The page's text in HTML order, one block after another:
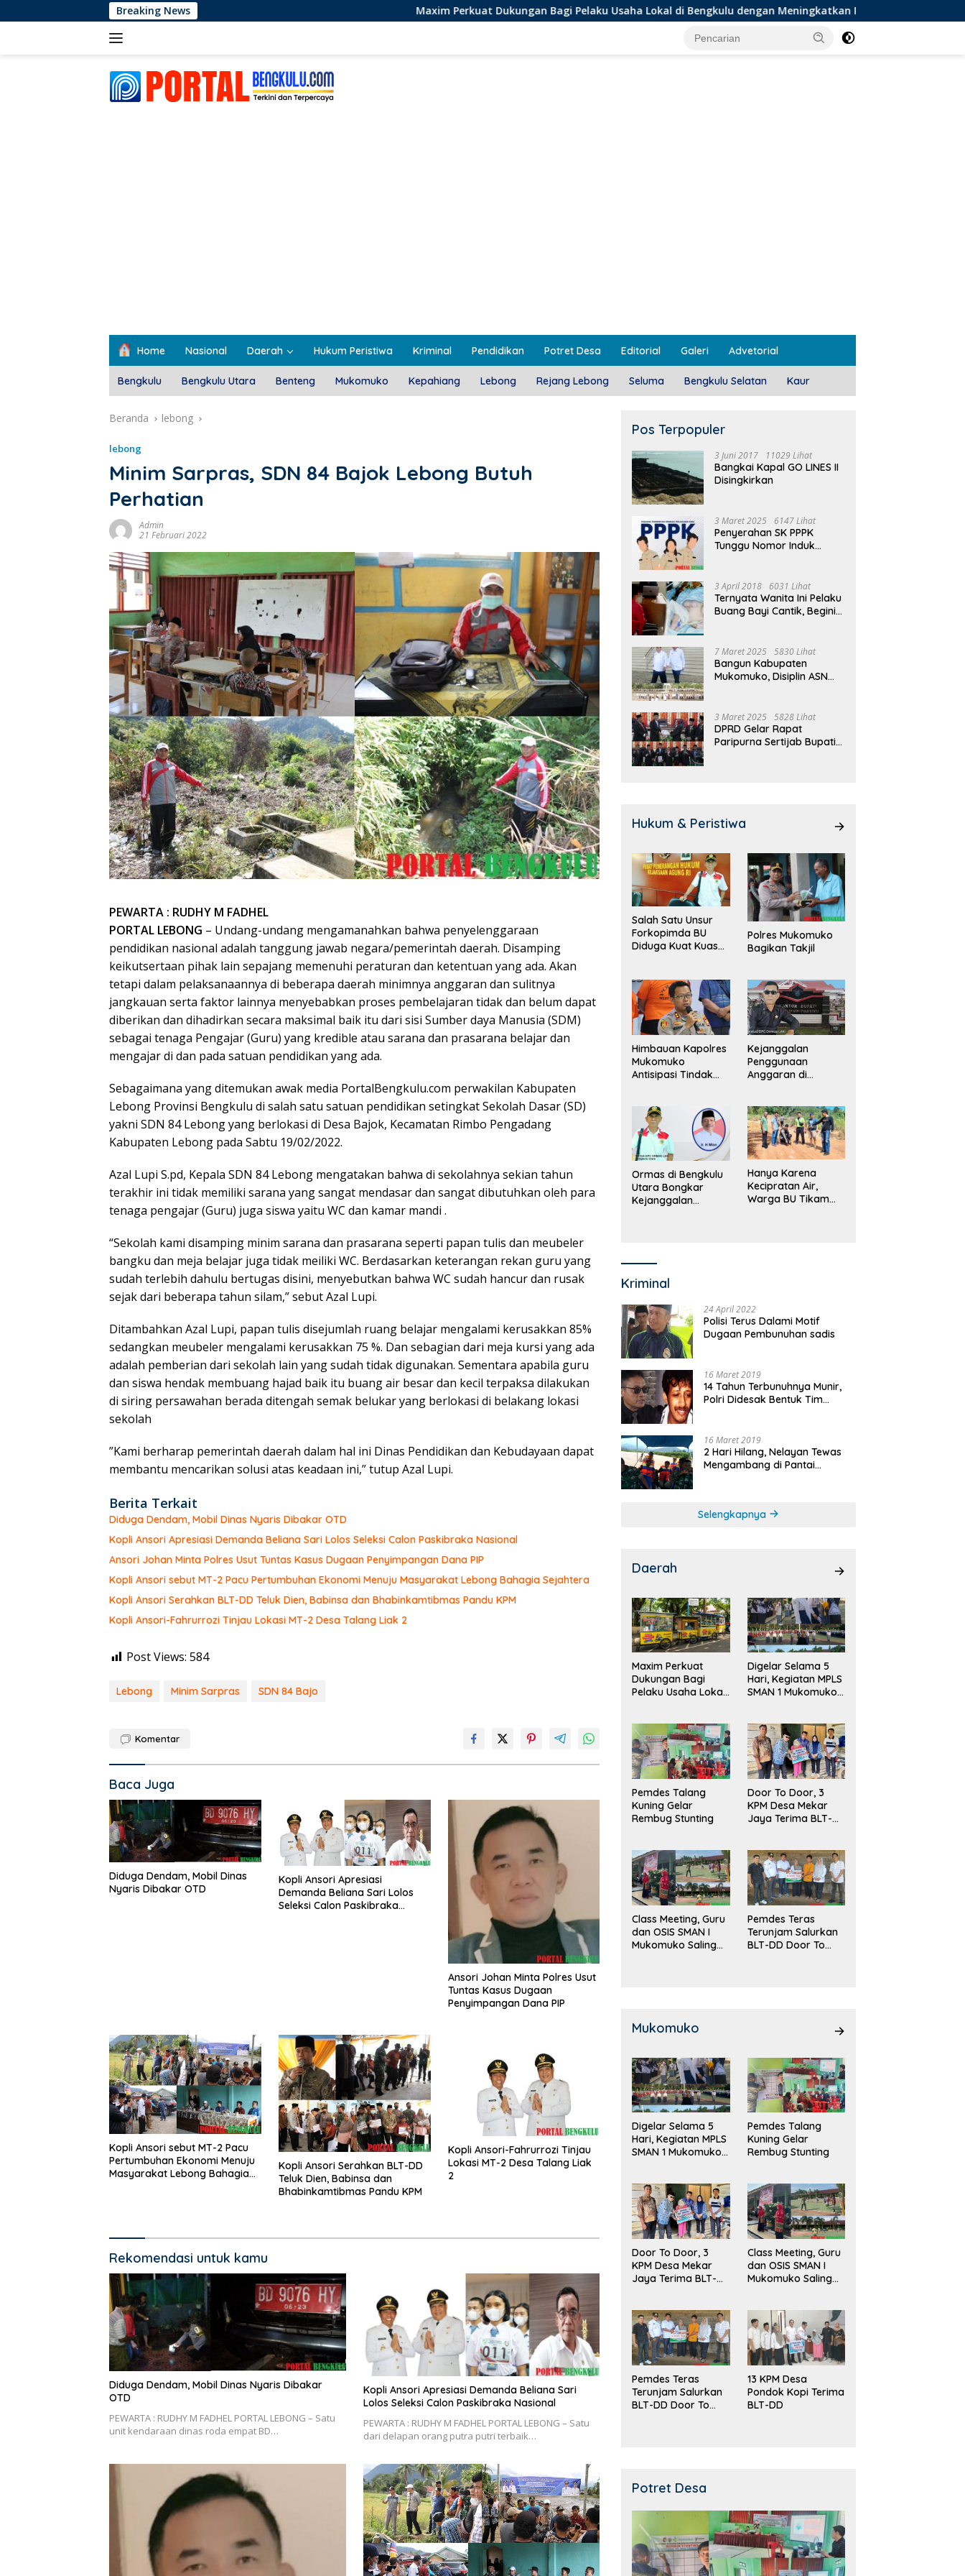
ke
Breaking News Maxim Perkuat Dukungan Bagi Pelaku Usaha Lokal di Bengkulu dengan Meningkatkan Ruang Publik dan Kebersihan Pasar
Home Nasional Daerah Hukum Peristiwa Kriminal Pendidikan Potret Desa Editorial Galeri Advetorial
Bengkulu Bengkulu Utara Benteng Mukomuko Kepahiang Lebong Rejang Lebong Seluma Bengkulu Selatan Kaur
Beranda lebong
lebong
Minim Sarpras, SDN 84 Bajok Lebong Butuh
Perhatian
Admin
21 Februari 2022
PEWARTA : RUDHY M FADHEL
PORTAL LEBONG – Undang-undang mengamanahkan bahwa penyelenggaraan
pendidikan nasional adalah tanggung jawab negara/pemerintah daerah. Disamping
keikutsertaan pihak lain sepajang memenuhi peraturan dan ketentuan yang ada. Akan
tetapi dalam pelaksanaannya di beberapa daerah minimnya anggaran dan sulitnya
jangkauan serta faktor lainnya menyebabkan proses pembelajaran tidak dan belum dapat
diberikan dan dihadirkan secara maksimal baik itu dari sisi Sumber daya Manusia (SDM)
sebagai tenaga Pengajar (Guru) yang kredible atau sarana dan prasarana belajar dan
mengajar di dan pada satuan pendidikan yang ada.
Sebagaimana yang ditemukan awak media PortalBengkulu.com perwakilan Kabupaten
Lebong Provinsi Bengkulu di salah satu satuan pendidikan setingkat Sekolah Dasar (SD)
yakni SDN 84 Lebong yang berlokasi di Desa Bajok, Kecamatan Rimbo Pengadang
Kabupaten Lebong pada Sabtu 19/02/2022.
Azal Lupi S.pd, Kepala SDN 84 Lebong mengatakan bahwa di sekolahnya sekian tahun
terakhir ini tidak memiliki sarana yang sangat mendasar dan sangat dibutuhkan oleh para
tenaga pengajar (Guru) juga siswa yaitu WC dan kamar mandi .
“Sekolah kami disamping minim sarana dan prasarana seperti papan tulis dan meubeler
bangku dan meja belajar juga tidak meiliki WC. Berdasarkan keterangan rekan guru yang
sudah terlebih dahulu bertugas disini, menyebutkan bahwa WC sudah hancur dan rusak
sejak dari beberapa tahun silam,” sebut Azal Lupi.
Ditambahkan Azal Lupi, papan tulis disejumlah ruang belajar mengalami kerusakkan 85%
sedangkan meubeler mengalami kerusakkan 75 %. Dan sebagian dari meja kursi yang ada
adalah pemberian dari sekolah lain yang sudah tidak digunakan. Sementara apabila guru
dan siswa hendak membuang hajad baik itu buang air besar dan kecil terpaksa dilakukan
di siring persawahan berada ditengah semak belukar yang berlokasi di belakang lokasi
sekolah
”Kami berharap pemerintah daerah dalam hal ini Dinas Pendidikan dan Kebudayaan dapat
membantu mencarikan solusi atas keadaan ini,” tutup Azal Lupi.
Berita Terkait
Diduga Dendam, Mobil Dinas Nyaris Dibakar OTD
Kopli Ansori Apresiasi Demanda Beliana Sari Lolos Seleksi Calon Paskibraka Nasional
Ansori Johan Minta Polres Usut Tuntas Kasus Dugaan Penyimpangan Dana PIP
Kopli Ansori sebut MT-2 Pacu Pertumbuhan Ekonomi Menuju Masyarakat Lebong Bahagia Sejahtera
Kopli Ansori Serahkan BLT-DD Teluk Dien, Babinsa dan Bhabinkamtibmas Pandu KPM
Kopli Ansori-Fahrurrozi Tinjau Lokasi MT-2 Desa Talang Liak 2
Post Views: 584
Lebong Minim Sarpras SDN 84 Bajo
Komentar
Baca Juga
Diduga Dendam, Mobil Dinas
Nyaris Dibakar OTD
Kopli Ansori Apresiasi
Demanda Beliana Sari Lolos
Seleksi Calon Paskibraka
Ansori Johan Minta Polres Usut
Tuntas Kasus Dugaan
Penyimpangan Dana PIP
Kopli Ansori sebut MT-2 Pacu
Pertumbuhan Ekonomi Menuju
Masyarakat Lebong Bahagia
Kopli Ansori Serahkan BLT-DD
Teluk Dien, Babinsa dan
Bhabinkamtibmas Pandu KPM
Kopli Ansori-Fahrurrozi Tinjau
Lokasi MT-2 Desa Talang Liak
2
Rekomendasi untuk kamu
Diduga Dendam, Mobil Dinas Nyaris Dibakar
OTD
PEWARTA : RUDHY M FADHEL PORTAL LEBONG – Satu
unit kendaraan dinas roda empat BD…
Kopli Ansori Apresiasi Demanda Beliana Sari
Lolos Seleksi Calon Paskibraka Nasional
PEWARTA : RUDHY M FADHEL PORTAL LEBONG – Satu
dari delapan orang putra putri terbaik…
Pos Terpopuler
3 Juni 2017 11029 Lihat
Bangkai Kapal GO LINES II
Disingkirkan
3 Maret 2025 6147 Lihat
Penyerahan SK PPPK
Tunggu Nomor Induk
3 April 2018 6031 Lihat
Ternyata Wanita Ini Pelaku
Buang Bayi Cantik, Begini
7 Maret 2025 5830 Lihat
Bangun Kabupaten
Mukomuko, Disiplin ASN
3 Maret 2025 5828 Lihat
DPRD Gelar Rapat
Paripurna Sertijab Bupati
Hukum & Peristiwa
Salah Satu Unsur
Forkopimda BU
Diduga Kuat Kuasai
Laki Lapor
Kejagung
Polres Mukomuko
Bagikan Takjil
Himbauan Kapolres
Mukomuko
Antisipasi Tindak
Orang
Kejanggalan
Penggunaan
Anggaran di
Bakal Dibongkar
Ormas di Bengkulu
Utara Bongkar
Kejanggalan
Hanya Karena
Kecipratan Air,
Warga BU Tikam
Kriminal
24 April 2022
Polisi Terus Dalami Motif
Dugaan Pembunuhan sadis
16 Maret 2019
14 Tahun Terbunuhnya Munir,
Polri Didesak Bentuk Tim
16 Maret 2019
2 Hari Hilang, Nelayan Tewas
Mengambang di Pantai
Selengkapnya
Daerah
Maxim Perkuat
Dukungan Bagi
Pelaku Usaha Lokal
Ruang Publik dan
Kebersihan Pasar
Digelar Selama 5
Hari, Kegiatan MPLS
SMAN 1 Mukomuko
Pemdes Talang
Kuning Gelar
Rembug Stunting
Door To Door, 3
KPM Desa Mekar
Jaya Terima BLT-
Class Meeting, Guru
dan OSIS SMAN I
Mukomuko Saling
Pemdes Teras
Terunjam Salurkan
BLT-DD Door To
Mukomuko
Digelar Selama 5
Hari, Kegiatan MPLS
SMAN 1 Mukomuko
Pemdes Talang
Kuning Gelar
Rembug Stunting
Door To Door, 3
KPM Desa Mekar
Jaya Terima BLT-
Class Meeting, Guru
dan OSIS SMAN I
Mukomuko Saling
Pemdes Teras
Terunjam Salurkan
BLT-DD Door To
13 KPM Desa
Pondok Kopi Terima
BLT-DD
Potret Desa